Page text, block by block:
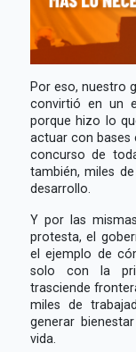
Por eso, nuestro
convirtió en un
porque hizo lo
actuar con bases
concurso de
también, miles
desarrollo.
Y por las
protesta, el
el ejemplo de
solo con la
trasciende
miles de
generar
vida.